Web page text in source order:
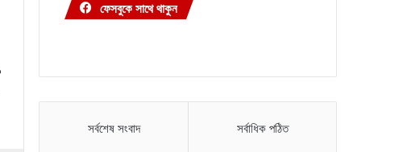
ফেসবুকে সাথে থাকুন
সর্বশেষ সংবাদ সর্বাধিক পঠিত